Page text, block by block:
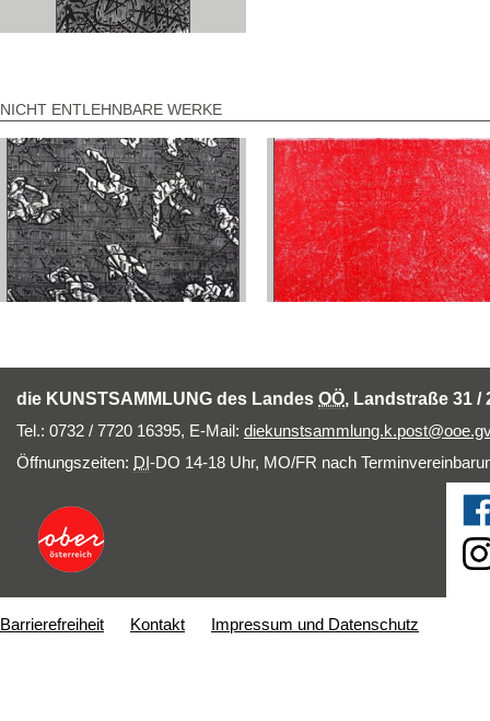
NICHT ENTLEHNBARE WERKE
die KUNSTSAMMLUNG des Landes OÖ, Landstraße 31 /
Tel.: 0732 / 7720 16395, E-Mail:
Öffnungszeiten: DI-DO 14-18 Uhr, MO/FR nach
Barrierefreiheit Kontakt Impressum und Datenschutz